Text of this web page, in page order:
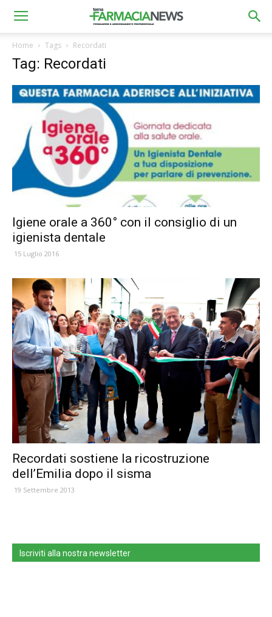
Home Tags Recordati
Tag: Recordati
Igiene orale a 360° con il consiglio di un
igienista dentale
15 Luglio 2016
Recordati sostiene la ricostruzione
dell’Emilia dopo il sisma
19 Settembre 2013
Iscriviti alla nostra newsletter